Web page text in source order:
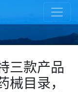
三款产品
械目录，